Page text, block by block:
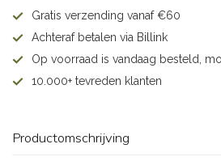
Gratis verzending vanaf €60
Achteraf betalen via Billink
Op voorraad is vandaag besteld,
10.000+ tevreden klanten
Productomschrijving